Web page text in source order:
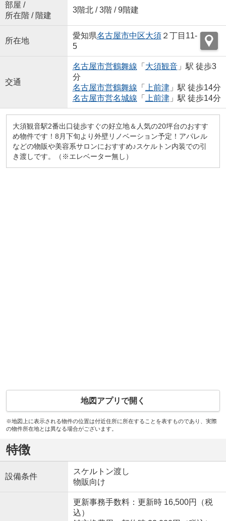
部屋 /
所在階 / 階建
3階北 / 3階 / 9階建
所在地
愛知県名古屋市中区大須２丁目11-
5
交通
名古屋市営鶴舞線 「 大須観音」駅 徒歩3
分
名古屋市営鶴舞線 「 上前津」駅 徒歩14分
名古屋市営名城線 「 上前津」駅 徒歩14分
大須観音駅2番出口徒歩すぐの好立地＆人気の20坪台のおすす
め物件です！8月下旬より外壁リノベーション予定！アパレル
などの物販や美容系サロンにおすすめ♪スケルトン内装での引
き渡しです。（※エレベーター無し）
地図アプリで開く
※地図上に表示される物件の位置は付近住所に所在することを表すものであり、実際
の物件所在地とは異なる場合がございます。
特徴
設備条件
スケルトン渡し
物販向け
更新事務手数料：更新時 16,500円（税
込）